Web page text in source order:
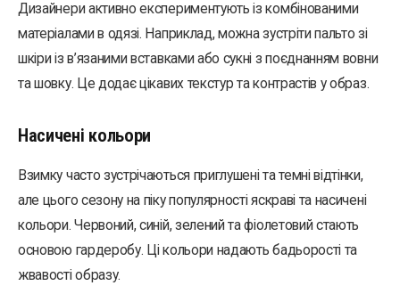
Дизайнери активно експериментують із комбінованими
матеріалами в одязі. Наприклад, можна зустріти пальто зі
шкіри із в’язаними вставками або сукні з поєднанням вовни
та шовку. Це додає цікавих текстур та контрастів у образ.
Насичені кольори
Взимку часто зустрічаються приглушені та темні відтінки,
але цього сезону на піку популярності яскраві та насичені
кольори. Червоний, синій, зелений та фіолетовий стають
основою гардеробу. Ці кольори надають бадьорості та
жвавості образу.